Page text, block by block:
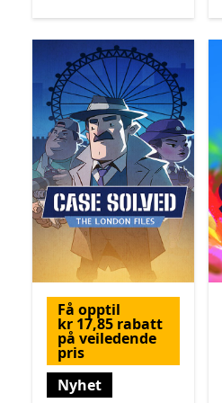
Få opptil
kr 17,85 rabatt
på veiledende
pris
Nyhet